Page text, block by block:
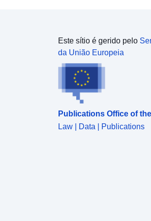
Este sítio é gerido pelo
da União Europeia
Publications Office of
Law | Data | Publications